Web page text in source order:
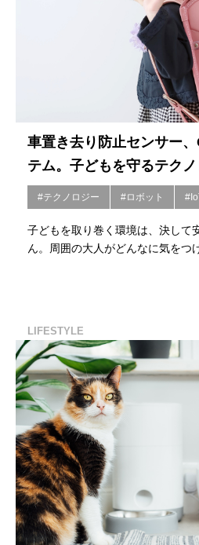
車置き去り防止センサー
テム。子どもを守るテク
#テクノロジー #ロボット
子どもを取り巻く環境は、決して
ん。周囲の大人がどんなに気をつ
LIFESTYLE